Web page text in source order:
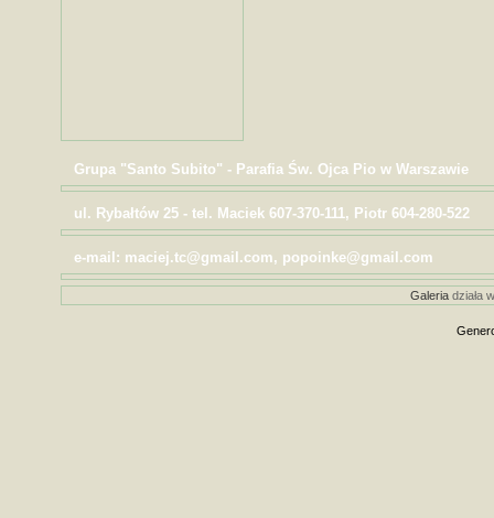
Grupa "Santo Subito" - Parafia Św. Ojca Pio w Warszawie
ul. Rybałtów 25 - tel. Maciek 607-370-111, Piotr 604-280-522
e-mail: maciej.tc@gmail.com, popoinke@gmail.com
Galeriadziała